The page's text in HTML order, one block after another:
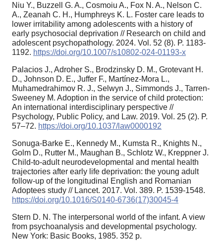
Niu Y., Buzzell G. A., Cosmoiu A., Fox N. A., Nelson C.
A., Zeanah C. H., Humphreys K. L. Foster care leads to
lower irritability among adolescents with a history of
early psychosocial deprivation // Research on child and
adolescent psychopathology. 2024. Vol. 52 (8). P. 1183-
1192. https://doi.org/10.1007/s10802-024-01193-x
Palacios J., Adroher S., Brodzinsky D. M., Grotevant H.
D., Johnson D. E., Juffer F., Martínez-Mora L.,
Muhamedrahimov R. J., Selwyn J., Simmonds J., Tarren-
Sweeney M. Adoption in the service of child protection:
An international interdisciplinary perspective //
Psychology, Public Policy, and Law. 2019. Vol. 25 (2). P.
57–72. https://doi.org/10.1037/law0000192
Sonuga-Barke E., Kennedy M., Kumsta R., Knights N.,
Golm D., Rutter M., Maughan B., Schlotz W., Kreppner J.
Child-to-adult neurodevelopmental and mental health
trajectories after early life deprivation: the young adult
follow-up of the longitudinal English and Romanian
Adoptees study // Lancet. 2017. Vol. 389. P. 1539-1548.
https://doi.org/10.1016/S0140-6736(17)30045-4
Stern D. N. The interpersonal world of the infant. A view
from psychoanalysis and developmental psychology.
New York: Basic Books, 1985. 352 p.